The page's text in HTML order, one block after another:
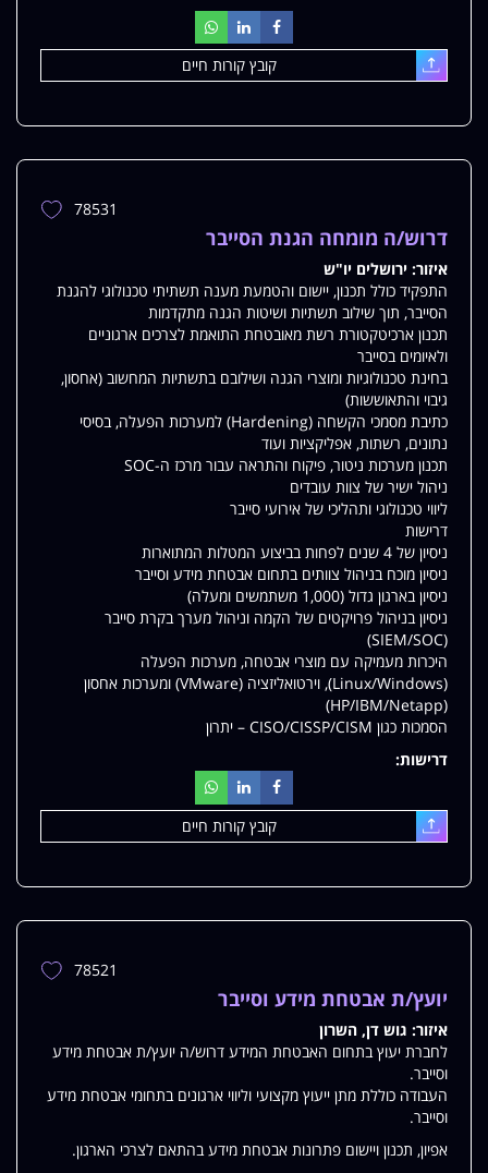
עלאת
קובץ קורות חיים
הוספת
78531
דרוש/ה מומחה הגנת הסייבר
איזור: ירושלים יו"ש
התפקיד כולל תכנון, יישום והטמעת מענה תשתיתי טכנולוגי להגנת
הסייבר, תוך שילוב תשתיות ושיטות הגנה מתקדמות
תכנון ארכיטקטורת רשת מאובטחת התואמת לצרכים ארגוניים
ולאיומים בסייבר
בחינת טכנולוגיות ומוצרי הגנה ושילובם בתשתיות המחשוב (אחסון,
גיבוי והתאוששות)
כתיבת מסמכי הקשחה (Hardening) למערכות הפעלה, בסיסי
נתונים, רשתות, אפליקציות ועוד
תכנון מערכות ניטור, פיקוח והתראה עבור מרכז ה-SOC
ניהול ישיר של צוות עובדים
ליווי טכנולוגי ותהליכי של אירועי סייבר
דרישות
ניסיון של 4 שנים לפחות בביצוע המטלות המתוארות
ניסיון מוכח בניהול צוותים בתחום אבטחת מידע וסייבר
ניסיון בארגון גדול (1,000 משתמשים ומעלה)
ניסיון בניהול פרויקטים של הקמה וניהול מערך בקרת סייבר
(SIEM/SOC)
היכרות מעמיקה עם מוצרי אבטחה, מערכות הפעלה
(Linux/Windows), וירטואליזציה (VMware) ומערכות אחסון
(HP/IBM/Netapp)
הסמכות כגון CISO/CISSP/CISM – יתרון
דרישות:
עלאת
קובץ קורות חיים
הוספת
78521
יועץ/ת אבטחת מידע וסייבר
איזור: גוש דן, השרון
לחברת יעוץ בתחום האבטחת המידע דרוש/ה יועץ/ת אבטחת מידע
וסייבר.
העבודה כוללת מתן ייעוץ מקצועי וליווי ארגונים בתחומי אבטחת מידע
וסייבר.
אפיון, תכנון ויישום פתרונות אבטחת מידע בהתאם לצרכי הארגון.